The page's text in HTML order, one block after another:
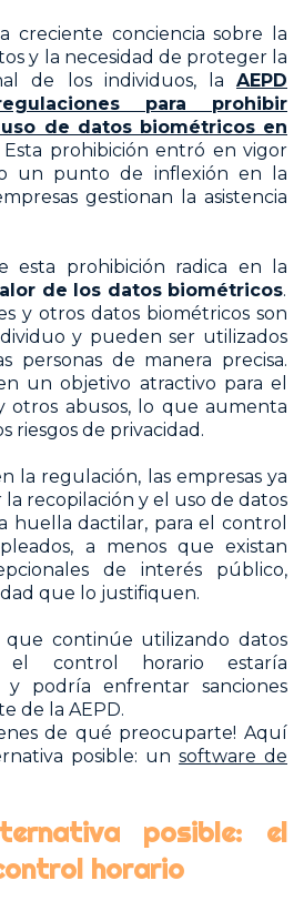
creciente conciencia sobre la
y la necesidad de proteger la
de los individuos, la AEPD
para prohibir
de datos biométricos en
Esta prohibición entró en vigor
un punto de inflexión en la
gestionan la asistencia
esta prohibición radica en la
de los datos biométricos.
y otros datos biométricos son
y pueden ser utilizados
personas de manera precisa.
un objetivo atractivo para el
otros abusos, lo que aumenta
riesgos de privacidad.
la regulación, las empresas ya
recopilación y el uso de datos
huella dactilar, para el control
a menos que existan
de interés público,
que lo justifiquen.
que continúe utilizando datos
el control horario estaría
podría enfrentar sanciones
de la AEPD.
de qué preocuparte! Aquí
posible: un software de
posible: el
horario